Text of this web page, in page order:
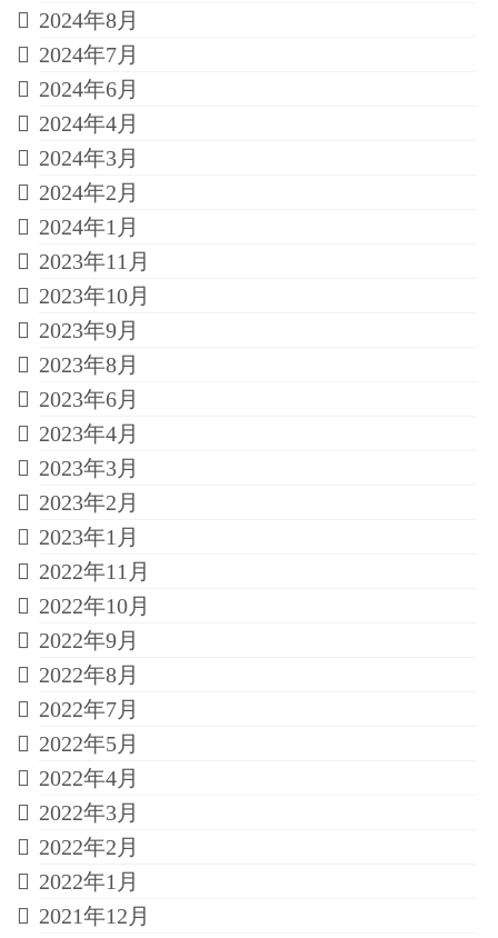
2024年8月
2024年7月
2024年6月
2024年4月
2024年3月
2024年2月
2024年1月
2023年11月
2023年10月
2023年9月
2023年8月
2023年6月
2023年4月
2023年3月
2023年2月
2023年1月
2022年11月
2022年10月
2022年9月
2022年8月
2022年7月
2022年5月
2022年4月
2022年3月
2022年2月
2022年1月
2021年12月